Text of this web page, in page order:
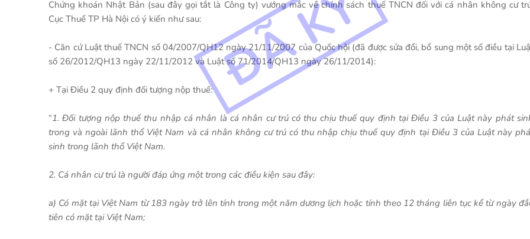
Chứng khoán Nhật Bản (sau đây gọi tắt là Công ty) vướng mắc về chính sách thuế TNCN đối với cá nhân không cư
Cục Thuế TP Hà Nội có ý kiến như sau:
- Căn cứ Luật thuế TNCN số 04/2007/QH12 ngày 21/11/2007 của Quốc hội (đã được sửa đổi, bổ sung một số điều tại
số 26/2012/QH13 ngày 22/11/2012 và Luật số 71/2014/QH13 ngày 26/11/2014):
+ Tại Điều 2 quy định đối tượng nộp thuế:
“1. Đối tượng nộp thuế thu nhập cá nhân là cá nhân cư trú có thu chịu thuế quy định tại Điều 3 của Luật này phát
trong và ngoài lãnh thổ Việt Nam và cá nhân không cư trú có thu nhập chịu thuế quy định tại Điều 3 của Luật này
sinh trong lãnh thổ Việt Nam.
2. Cá nhân cư trú là người đáp ứng một trong các điều kiện sau đây:
a) Có mặt tại Việt Nam từ 183 ngày trở lên tính trong một năm dương lịch hoặc tính theo 12 tháng liên tục kể từ ngày
tiên có mặt tại Việt Nam;